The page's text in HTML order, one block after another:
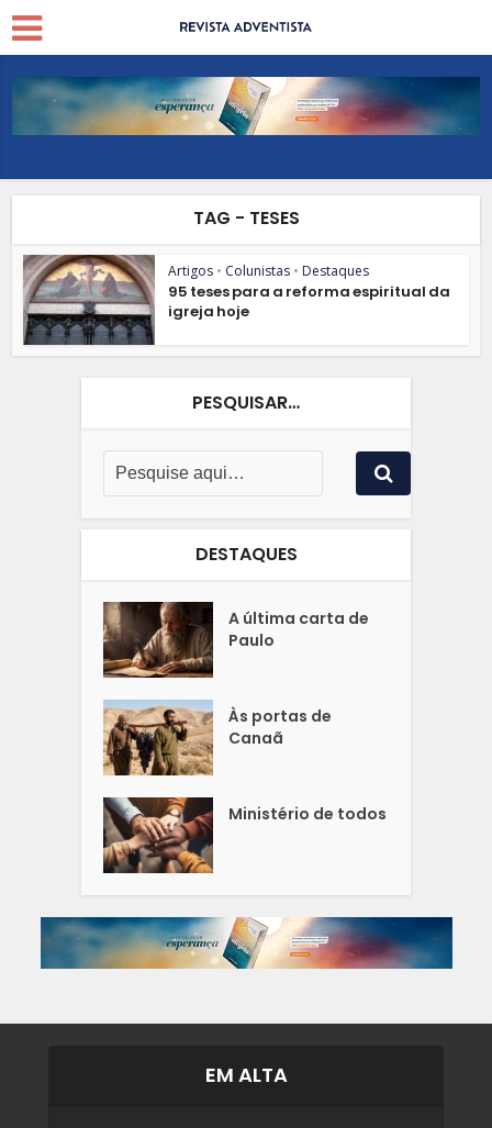
TAG - TESES
Artigos • Colunistas • Destaques
95 teses para a reforma espiritual da
igreja hoje
PESQUISAR…
DESTAQUES
A última carta de
Paulo
Às portas de
Canaã
Ministério de todos
EM ALTA